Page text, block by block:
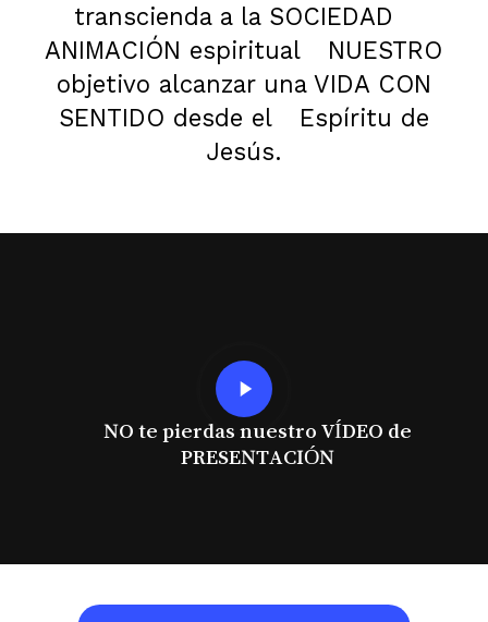
transcienda a la SOCIEDAD
ANIMACIÓN espiritual
NUESTRO
objetivo alcanzar una VIDA CON
SENTIDO desde el
Espíritu de
Jesús.
Play
Video
NO te pierdas nuestro VÍDEO de
PRESENTACIÓN